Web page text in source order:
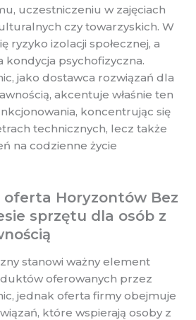
uczestniczeniu w zajęciach
czy towarzyskich. W
ryzyko izolacji społecznej, a
kondycja psychofizyczna.
jako dostawca rozwiązań dla
akcentuje właśnie ten
koncentrując się
technicznych, lecz także
na codzienne życie
oferta Horyzontów Bez
sprzętu dla osób z
stanowi ważny element
oferowanych przez
jednak oferta firmy obejmuje
które wspierają osoby z